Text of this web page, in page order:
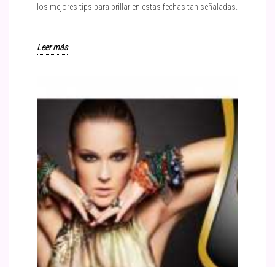
los mejores tips para brillar en estas fechas tan señaladas.
Leer más